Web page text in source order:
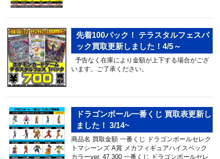
先着100パック！ テラスタルフェスパ
ック買取更新しました！4/5～
予告なく在庫により金額が上下する場合がござ
います。ご了承ください。
ドラゴンボール一番くじ 買取表更新し
ました！ 3/14~
商品名 買取金額 一番くじ ドラゴンボールセレク
トマシーンズ A賞 メカフィギュアハイスペック
カラーver. 47,300 一番くじ ドラゴンボールセレ